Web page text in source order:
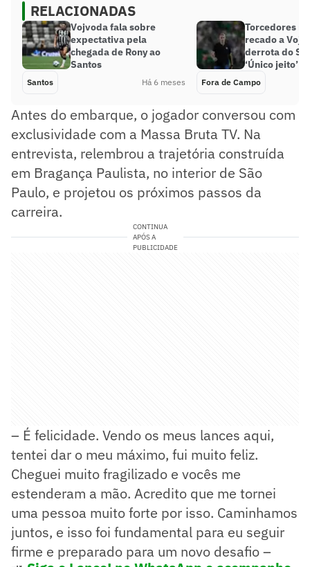
RELACIONADAS
Vojvoda fala sobre
expectativa pela
chegada de Rony ao
Santos
Santos Há 6 meses
Torcedores
recado a
derrota do
‘Único jeito’
Fora de Campo
Antes do embarque, o jogador conversou com
exclusividade com a Massa Bruta TV. Na
entrevista, relembrou a trajetória construída
em Bragança Paulista, no interior de São
Paulo, e projetou os próximos passos da
carreira.
CONTINUA
APÓS A
PUBLICIDADE
– É felicidade. Vendo os meus lances aqui,
tentei dar o meu máximo, fui muito feliz.
Cheguei muito fragilizado e vocês me
estenderam a mão. Acredito que me tornei
uma pessoa muito forte por isso. Caminhamos
juntos, e isso foi fundamental para eu seguir
firme e preparado para um novo desafio –